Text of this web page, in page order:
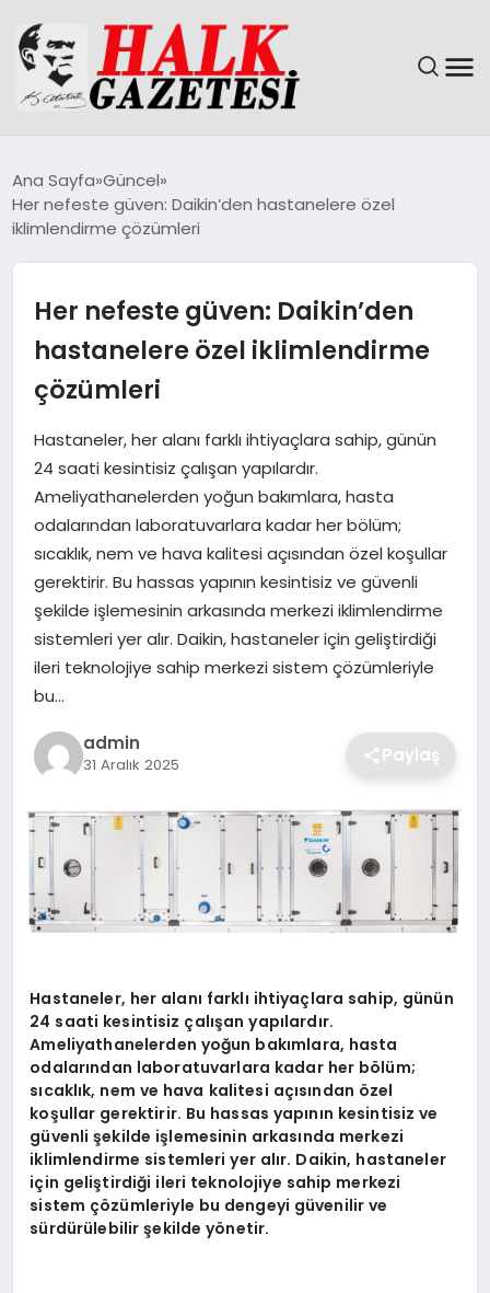
DÜNYA
MAGAZIN
SAĞLIK
SIYASET
SPOR
TEKNOLOJI
YAŞAM
Ana Sayfa Güncel
Her nefeste güven: Daikin’den hastanelere özel
iklimlendirme çözümleri
Her nefeste güven: Daikin’den
hastanelere özel iklimlendirme
çözümleri
Hastaneler, her alanı farklı ihtiyaçlara sahip, günün
24 saati kesintisiz çalışan yapılardır.
Ameliyathanelerden yoğun bakımlara, hasta
odalarından laboratuvarlara kadar her bölüm;
sıcaklık, nem ve hava kalitesi açısından özel koşullar
gerektirir. Bu hassas yapının kesintisiz ve güvenli
şekilde işlemesinin arkasında merkezi iklimlendirme
sistemleri yer alır. Daikin, hastaneler için geliştirdiği
ileri teknolojiye sahip merkezi sistem çözümleriyle
bu…
admin
31 Aralık 2025 Paylaş
Hastaneler, her alanı farklı ihtiyaçlara sahip, günün
24 saati kesintisiz çalışan yapılardır.
Ameliyathanelerden yoğun bakımlara, hasta
odalarından laboratuvarlara kadar her bölüm;
sıcaklık, nem ve hava kalitesi açısından özel
koşullar gerektirir. Bu hassas yapının kesintisiz ve
güvenli şekilde işlemesinin arkasında merkezi
iklimlendirme sistemleri yer alır. Daikin, hastaneler
için geliştirdiği ileri teknolojiye sahip merkezi
sistem çözümleriyle bu dengeyi güvenilir ve
sürdürülebilir şekilde yönetir.